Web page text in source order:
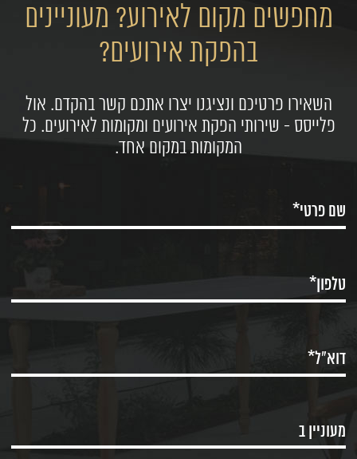
מחפשים מקום לאירוע? מעוניינים
בהפקת אירועים?
השאירו פרטיכם ונציגנו יצרו אתכם קשר בהקדם. אול
פלייסס - שירותי הפקת אירועים ומקומות לאירועים. כל
המקומות במקום אחד.